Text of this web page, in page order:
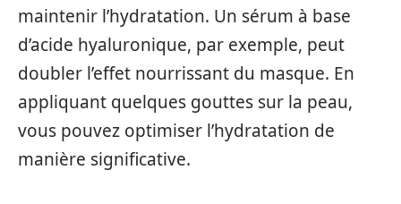
maintenir l’hydratation. Un sérum à base
d’acide hyaluronique, par exemple, peut
doubler l’effet nourrissant du masque. En
appliquant quelques gouttes sur la peau,
vous pouvez optimiser l’hydratation de
manière significative.